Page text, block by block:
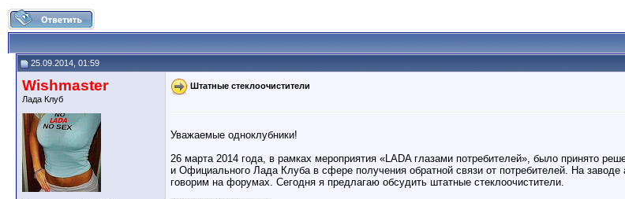
25.09.2014, 01:59
Wishmaster
Лада Клуб
Штатные стеклоочистители
Уважаемые одноклубники!
26 марта 2014 года, в рамках мероприятия «LADA глазами потребителей», было принято
и Официального Лада Клуба в сфере получения обратной связи от потребителей. На
говорим на форумах. Сегодня я предлагаю обсудить штатные стеклоочистители.